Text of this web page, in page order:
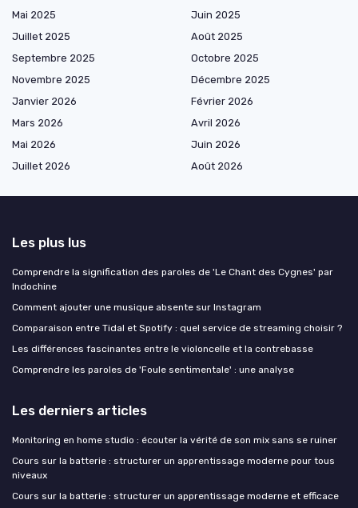
Mai 2025
Juin 2025
Juillet 2025
Août 2025
Septembre 2025
Octobre 2025
Novembre 2025
Décembre 2025
Janvier 2026
Février 2026
Mars 2026
Avril 2026
Mai 2026
Juin 2026
Juillet 2026
Août 2026
Les plus lus
Comprendre la signification des paroles de 'Le Chant des Cygnes' par
Indochine
Comment ajouter une musique absente sur Instagram
Comparaison entre Tidal et Spotify : quel service de streaming choisir ?
Les différences fascinantes entre le violoncelle et la contrebasse
Comprendre les paroles de 'Foule sentimentale' : une analyse
Les derniers articles
Monitoring en home studio : écouter la vérité de son mix sans se ruiner
Cours sur la batterie : structurer un apprentissage moderne pour tous
niveaux
Cours sur la batterie : structurer un apprentissage moderne et efficace